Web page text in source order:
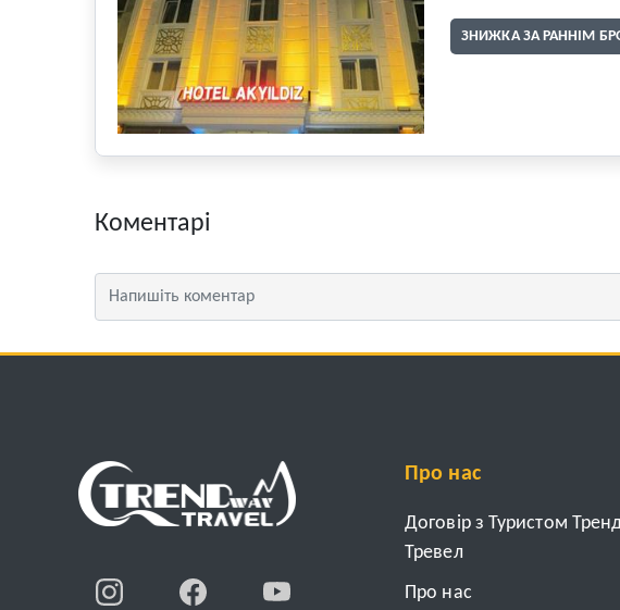
ЗНИЖКА ЗА РАННІМ
Коментарі
Про нас
Договір з Туристом
Тревел
Про нас